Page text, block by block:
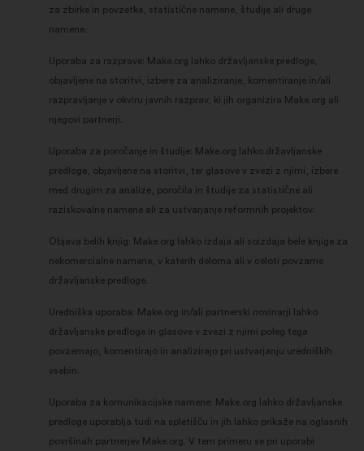
za zbirke in povzetke, statistične namene, študije ali druge
namene.
Uporaba za razprave: Make.org lahko državljanske predloge,
objavljene na storitvi, izbere za analiziranje, komentiranje in/ali
razpravljanje v okviru javnih razprav, ki jih organizira Make.org ali
njegovi partnerji.
Uporaba za poročanje in študije: Make.org lahko državljanske
predloge, objavljene na storitvi, ter glasove v zvezi z njimi, izbere
med drugim za analize, poročila in študije za statistične ali
raziskovalne namene ali za ustvarjanje reformnih projektov.
Objava belih knjig: Make.org lahko izdaja ali soizdaja bele knjige za
nekomercialne namene, v katerih deloma ali v celoti povzame
državljanske predloge.
Uredniška uporaba: Make.org in/ali partnerski novinarji lahko
državljanske predloge in glasove v zvezi z njimi poleg tega
povzemajo, komentirajo in analizirajo pri ustvarjanju uredniških
vsebin.
Uporaba za komunikacijske namene: Make.org lahko državljanske
predloge uporablja tudi na spletišču in jih lahko prikaže na oglasnih
površinah partnerjev Make.org. V tem primeru se pri uporabi